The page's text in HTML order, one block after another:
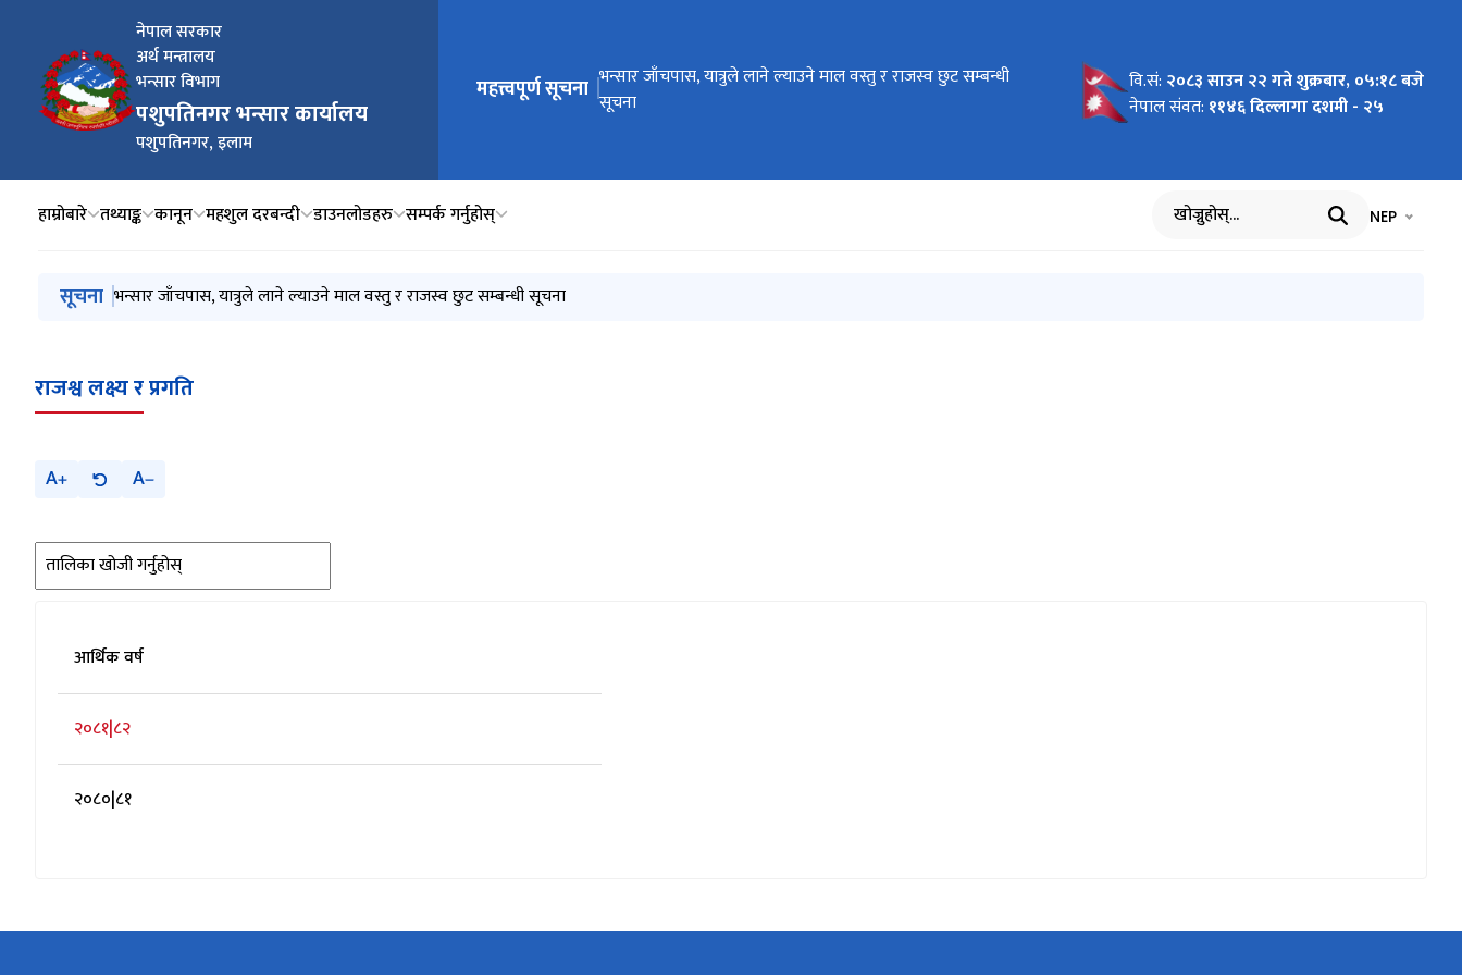
नेपाल सरकार
अर्थ मन्त्रालय
भन्सार विभाग
पशुपतिनगर भन्सार कार्यालय
पशुपतिनगर, इलाम
मुख्य नेभिगेसनमा जानुहोस्
महत्त्वपूर्ण सूचना भन्सार जाँचपास, यात्रुले लाने ल्याउने माल वस्तु र राजस्व छुट सम्बन्धी
सूचना
वि.सं: २०८३ साउन २२ गते शुक्रबार, ०५:१८ बजे
नेपाल संवत: ११४६ दिल्लागा दशमी - २५
हाम्रोबारे तथ्याङ्क कानून महशुल दरबन्दी डाउनलोडहरु सम्पर्क गर्नुहोस् खोज्नुहोस् भाषा चयन
NEP
मुख्य नेभिगेसनमा जानुहोस्
सूचना भन्सार जाँचपास, यात्रुले लाने ल्याउने माल वस्तु र राजस्व छुट सम्बन्धी सूचना
राजश्व लक्ष्य र प्रगति
A A
आर्थिक वर्ष
२०८१|८२
२०८०|८१